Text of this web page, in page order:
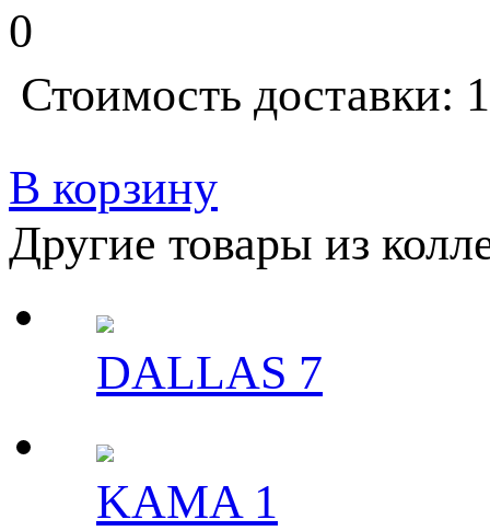
0
Стоимость
В корзину
Другие товары из
DALLAS 7
KAMA 1